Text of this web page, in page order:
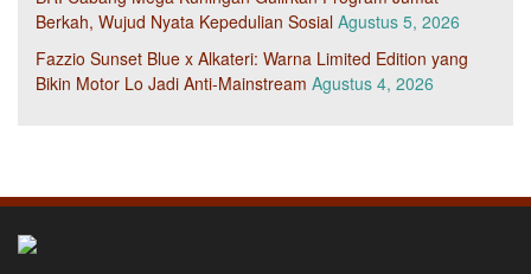
Berkah, Wujud Nyata Kepedulian Sosial Agustus 5, 2026
Fazzio Sunset Blue x Alkateri: Warna Limited Edition yang
Bikin Motor Lo Jadi Anti-Mainstream Agustus 4, 2026